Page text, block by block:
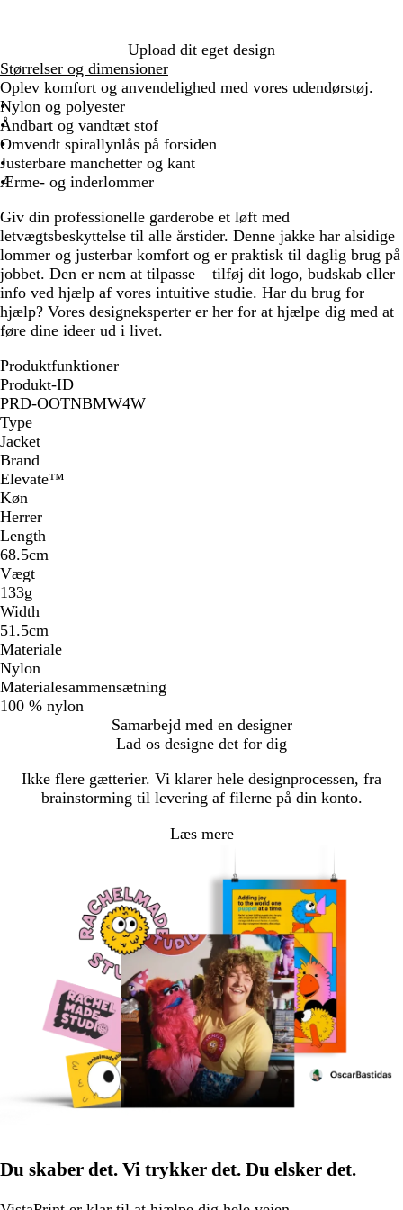
Upload dit eget design
Størrelser og dimensioner
Oplev komfort og anvendelighed med vores udendørstøj.
Nylon og polyester
Åndbart og vandtæt stof
Omvendt spirallynlås på forsiden
Justerbare manchetter og kant
Ærme- og inderlommer
Giv din professionelle garderobe et løft med
letvægtsbeskyttelse til alle årstider. Denne jakke har alsidige
lommer og justerbar komfort og er praktisk til daglig brug på
jobbet. Den er nem at tilpasse – tilføj dit logo, budskab eller
info ved hjælp af vores intuitive studie. Har du brug for
hjælp? Vores designeksperter er her for at hjælpe dig med at
føre dine ideer ud i livet.
Produktfunktioner
Produkt-ID
PRD-OOTNBMW4W
Type
Jacket
Brand
Elevate™
Køn
Herrer
Length
68.5cm
Vægt
133g
Width
51.5cm
Materiale
Nylon
Materialesammensætning
100 % nylon
Samarbejd med en designer
Lad os designe det for dig
Ikke flere gætterier. Vi klarer hele designprocessen, fra
brainstorming til levering af filerne på din konto.
Læs mere
Du skaber det. Vi trykker det. Du elsker det.